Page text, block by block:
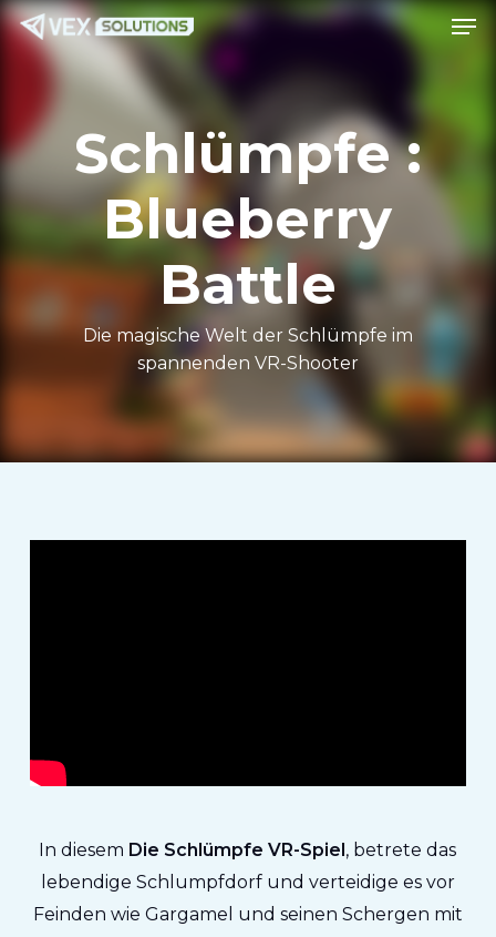
Zum
Hauptinhalt
Schlümpfe :
Blueberry
Battle
Die magische Welt der Schlümpfe im
spannenden VR-Shooter
In diesem Die Schlümpfe VR-Spiel , betrete das
lebendige Schlumpfdorf und verteidige es vor
Feinden wie Gargamel und seinen Schergen mit